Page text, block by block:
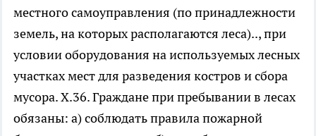
местного самоуправления (по принадлежности
земель, на которых располагаются леса).., при
условии оборудования на используемых лесных
участках мест для разведения костров и сбора
мусора. X.36. Граждане при пребывании в лесах
обязаны: а) соблюдать правила пожарной